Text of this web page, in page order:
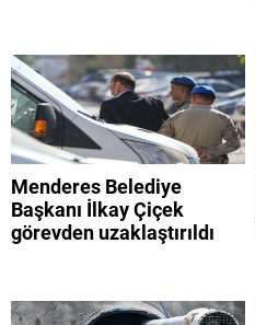
Menderes Belediye
Başkanı İlkay Çiçek
görevden uzaklaştırıldı